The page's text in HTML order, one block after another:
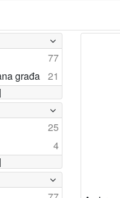
77
građa 21
25
4